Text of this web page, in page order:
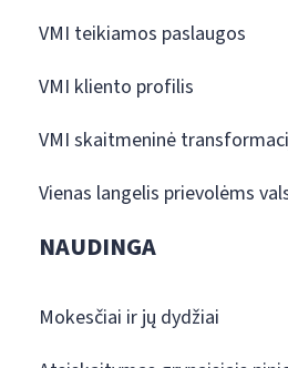
VMI teikiamos paslaugos
VMI kliento profilis
VMI skaitmeninė
Vienas langelis prievolėms
NAUDINGA
Mokesčiai ir jų dydžiai